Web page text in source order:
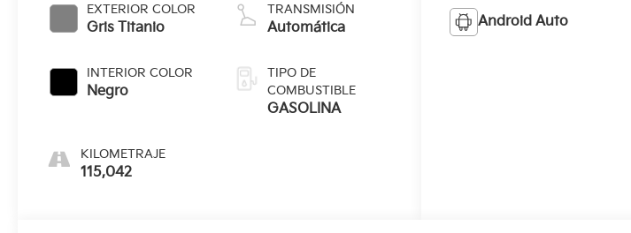
EXTERIOR COLOR
Gris Titanio
INTERIOR COLOR
Negro
KILOMETRAJE
115,042
TRANSMISIÓN
Automática
TIPO DE
COMBUSTIBLE
GASOLINA
Android Auto